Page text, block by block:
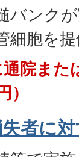
バンク
細胞を
院また
）
者に